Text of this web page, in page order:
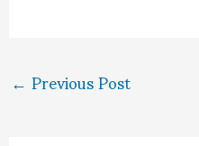
←Previous Post